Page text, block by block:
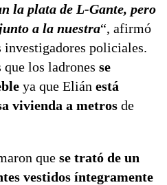
la plata de L-Gante, pero
a la nuestra“, afirmó
investigadores policiales.
los ladrones se
ya que Elián está
vivienda a metros de
que se trató de un
vestidos íntegramente